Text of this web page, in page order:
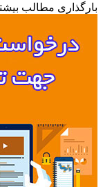
مطالب بیشتر